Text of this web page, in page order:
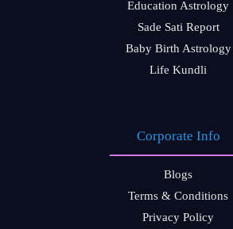
Education Astrology
Sade Sati Report
Baby Birth Astrology
Life Kundli
Corporate Info
Blogs
Terms & Conditions
Privacy Policy